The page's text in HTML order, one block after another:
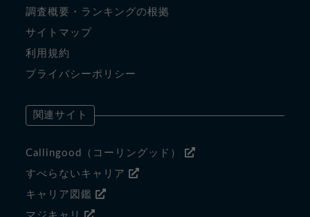
調査概要・ランキングの根拠
サイトマップ
利用規約
プライバシーポリシー
関連サイト
Callingood（コーリングッド）
すべらないキャリア
キャリア図鑑